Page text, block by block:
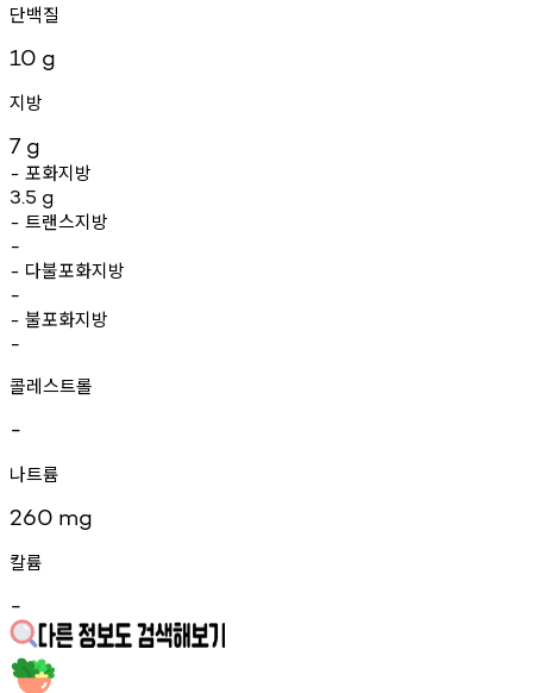
단백질
10 g
지방
7 g
- 포화지방
3.5 g
- 트랜스지방
-
- 다불포화지방
-
- 불포화지방
-
콜레스트롤
-
나트륨
260 mg
칼륨
-